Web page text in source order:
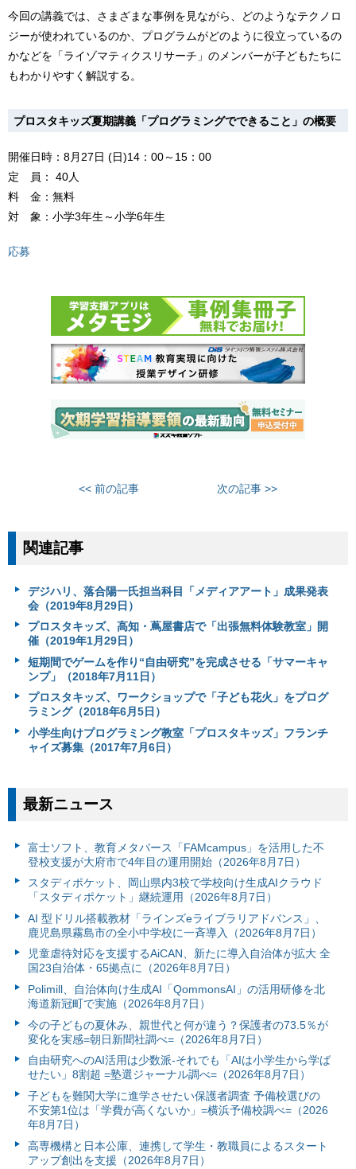
今回の講義では、さまざまな事例を見ながら、どのようなテクノロ
ジーが使われているのか、プログラムがどのように役立っているの
かなどを「ライゾマティクスリサーチ」のメンバーが子どもたちに
もわかりやすく解説する。
プロスタキッズ夏期講義「プログラミングでできること」の概要
開催日時：8月27日 (日)14：00～15：00
定 員： 40人
料 金：無料
対 象：小学3年生～小学6年生
応募
<< 前の記事 次の記事 >>
関連記事
デジハリ、落合陽一氏担当科目「メディアアート」成果発表
会（2019年8月29日）
プロスタキッズ、高知・蔦屋書店で「出張無料体験教室」開
催（2019年1月29日）
短期間でゲームを作り“自由研究”を完成させる「サマーキャ
ンプ」（2018年7月11日）
プロスタキッズ、ワークショップで「子ども花火」をプログ
ラミング（2018年6月5日）
小学生向けプログラミング教室「プロスタキッズ」フランチ
ャイズ募集（2017年7月6日）
最新ニュース
富⼠ソフト、教育メタバース「FAMcampus」を活用した不
登校支援が大府市で4年目の運用開始（2026年8月7日）
スタディポケット、岡山県内3校で学校向け生成AIクラウド
「スタディポケット」継続運用（2026年8月7日）
AI 型ドリル搭載教材「ラインズeライブラリアドバンス」、
鹿児島県霧島市の全小中学校に一斉導入（2026年8月7日）
児童虐待対応を支援するAiCAN、新たに導入自治体が拡大 全
国23自治体・65拠点に（2026年8月7日）
Polimill、自治体向け生成AI「QommonsAI」の活用研修を北
海道新冠町で実施（2026年8月7日）
今の子どもの夏休み、親世代と何が違う？保護者の73.5％が
変化を実感=朝日新聞社調べ=（2026年8月7日）
自由研究へのAI活用は少数派-それでも「AIは小学生から学ば
せたい」8割超 =塾選ジャーナル調べ=（2026年8月7日）
子どもを難関大学に進学させたい保護者調査 予備校選びの
不安第1位は「学費が高くないか」=横浜予備校調べ=（2026
年8月7日）
高専機構と日本公庫、連携して学生・教職員によるスタート
アップ創出を支援（2026年8月7日）